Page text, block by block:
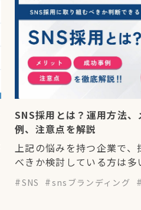
SNS採用とは？運用方法
例、注意点を解説
上記の悩みを持つ企業で
べきか検討している方は多
SNS snsブランディング